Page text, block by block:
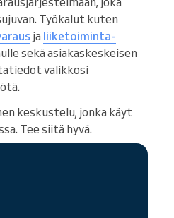
Työkalut kuten
ja liiketoiminta-
sekä asiakaskeskeisen
valikkosi
keskustelu, jonka käyt
Tee siitä hyvä.